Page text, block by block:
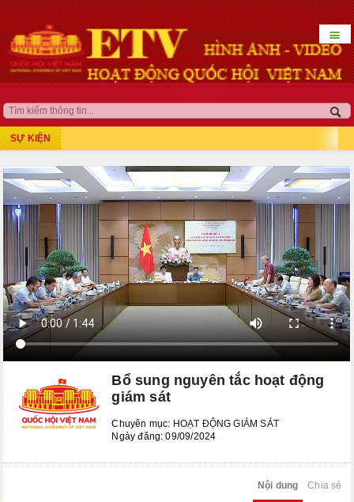
QUỐC HỘI KHÓA XV
Kỳ họp bất thường lần thứ 5
Kỳ họp thứ 8
Kỳ họp thứ 10
Kỳ họp thứ 9
Kỳ họp bất thường lần thứ 9
Kỳ họp thứ 6
Kỳ họp thứ 5
THỨ 2
☰
SỰ KIỆN
Bổ sung nguyên tắc hoạt động
giám sát
Chuyên mục: HOẠT ĐỘNG GIÁM SÁT
Ngày đăng: 09/09/2024
Chia sẻ
Nội dung